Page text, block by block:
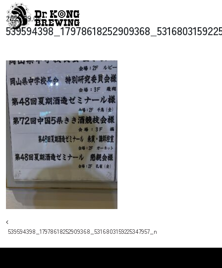
コンテンツへスキップ
メインナビゲーション
2025.09.05
投稿ナビゲーション
539594398_17978618252909368_5316803159225347957_n